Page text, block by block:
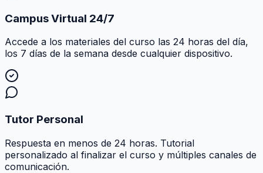
Campus Virtual 24/7
Accede a los materiales del curso las 24 horas del día,
los 7 días de la semana desde cualquier dispositivo.
Tutor Personal
Respuesta en menos de 24 horas. Tutorial
personalizado al finalizar el curso y múltiples canales de
comunicación.